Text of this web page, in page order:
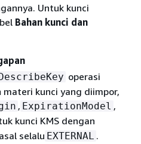
Untuk kunci
Bahan kunci dan
operasi
materi kunci yang diimpor,
, ExpirationModel ,
kunci KMS dengan
selalu EXTERNAL .